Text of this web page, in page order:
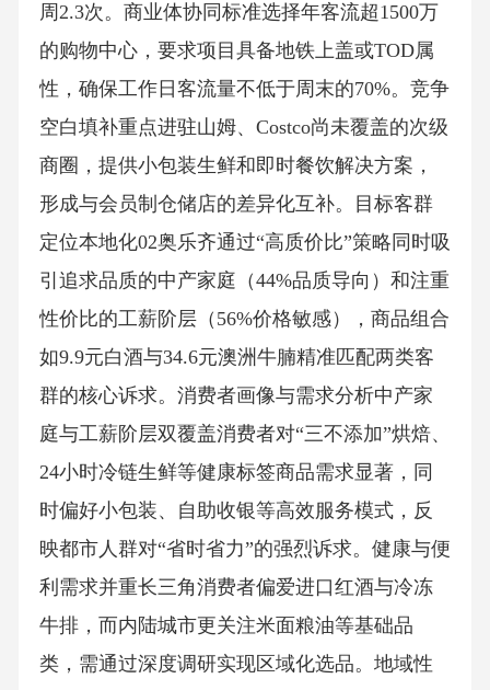
周2.3次。商业体协同标准选择年客流超1500万
的购物中心，要求项目具备地铁上盖或TOD属
性，确保工作日客流量不低于周末的70%。竞争
空白填补重点进驻山姆、Costco尚未覆盖的次级
商圈，提供小包装生鲜和即时餐饮解决方案，
形成与会员制仓储店的差异化互补。目标客群
定位本地化02奥乐齐通过“高质价比”策略同时吸
引追求品质的中产家庭（44%品质导向）和注重
性价比的工薪阶层（56%价格敏感），商品组合
如9.9元白酒与34.6元澳洲牛腩精准匹配两类客
群的核心诉求。消费者画像与需求分析中产家
庭与工薪阶层双覆盖消费者对“三不添加”烘焙、
24小时冷链生鲜等健康标签商品需求显著，同
时偏好小包装、自助收银等高效服务模式，反
映都市人群对“省时省力”的强烈诉求。健康与便
利需求并重长三角消费者偏爱进口红酒与冷冻
牛排，而内陆城市更关注米面粮油等基础品
类，需通过深度调研实现区域化选品。地域性